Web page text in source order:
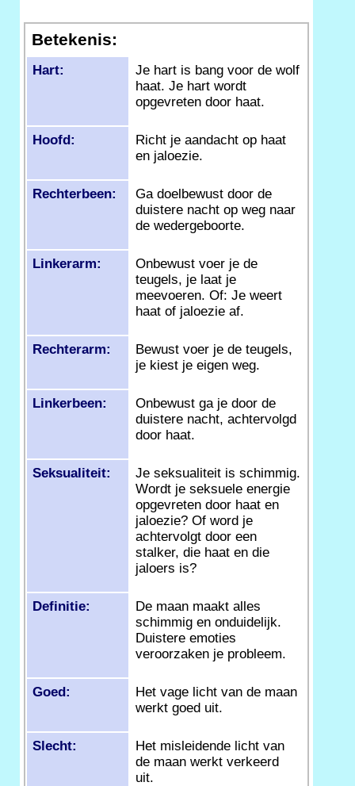
Betekenis:
Hart:
Je hart is bang voor de wolf
haat. Je hart wordt
opgevreten door haat.
Hoofd:
Richt je aandacht op haat
en jaloezie.
Rechterbeen:
Ga doelbewust door de
duistere nacht op weg naar
de wedergeboorte.
Linkerarm:
Onbewust voer je de
teugels, je laat je
meevoeren. Of: Je weert
haat of jaloezie af.
Rechterarm:
Bewust voer je de teugels,
je kiest je eigen weg.
Linkerbeen:
Onbewust ga je door de
duistere nacht, achtervolgd
door haat.
Seksualiteit:
Je seksualiteit is schimmig.
Wordt je seksuele energie
opgevreten door haat en
jaloezie? Of word je
achtervolgt door een
stalker, die haat en die
jaloers is?
Definitie:
De maan maakt alles
schimmig en onduidelijk.
Duistere emoties
veroorzaken je probleem.
Goed:
Het vage licht van de maan
werkt goed uit.
Slecht:
Het misleidende licht van
de maan werkt verkeerd
uit.